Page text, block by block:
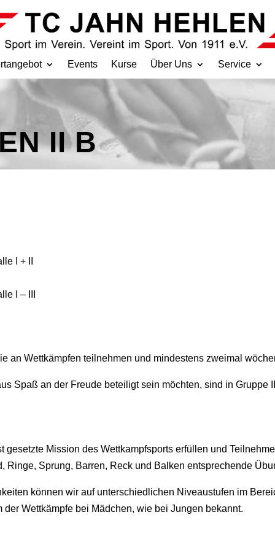
Events Kurse Über Uns Service
II B
I + II
I – III
an Wettkämpfen teilnehmen und mindestens zweimal
Spaß an der Freude beteiligt sein möchten, sind in Gruppe
gesetzte Mission des Wettkampfsports erfüllen und
Ringe, Sprung, Barren, Reck und Balken entsprechende
können wir auf unterschiedlichen Niveaustufen im
Wettkämpfe bei Mädchen, wie bei Jungen bekannt.